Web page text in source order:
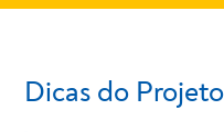
Dicas do